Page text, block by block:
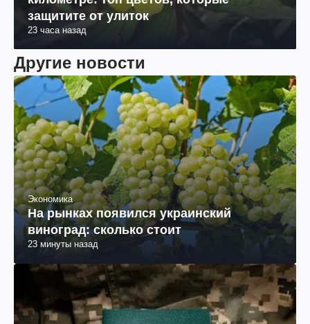
защитите от улиток
23 часа назад
Другие новости
Экономика
На рынках появился украинский
виноград: сколько стоит
23 минуты назад